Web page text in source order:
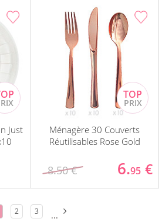
Just
Ménagère 30 Couverts
Réutilisables Rose Gold
8.50 € 6.95 €
2 3 ...